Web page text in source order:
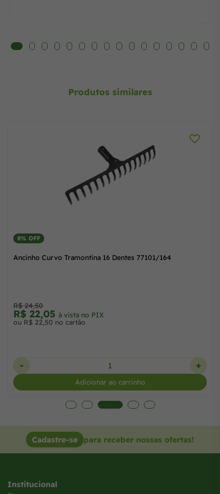
Produtos similares
8% OFF
Ancinho Curvo Tramontina 16 Dentes 77101/164
R$ 24,50
R$ 22,05 à vista no PIX
ou R$ 22,50 no cartão
- +
Adicionar ao carrinho
Cadastre-se para receber nossas ofertas!
Institucional